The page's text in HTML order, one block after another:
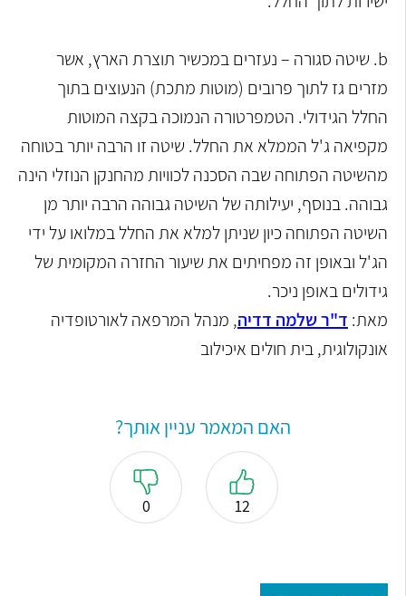
b. שיטה סגורה – נעזרים במכשיר תוצרת הארץ, אשר
מזרים גז לתוך פרובים (מוטות מתכת) הנעוצים בתוך
החלל הגידולי. הטמפרטורה הנמוכה בקצה המוטות
מקפיאה ג'ל הממלא את החלל. שיטה זו הרבה יותר בטוחה
מהשיטה הפתוחה שבה הסכנה לכוויות מהחנקן הנוזלי הינה
גבוהה. בנוסף, יעילותה של השיטה גבוהה הרבה יותר מן
השיטה הפתוחה כיון שניתן למלא את החלל במלואו על ידי
הג'ל ובאופן זה מפחיתים את שיעור החזרה המקומית של
גידולים באופן ניכר.
מאת: ד"ר שלמה דדיה, מנהל המרפאה לאורטופדיה
אונקולוגית, בית חולים איכילוב
האם המאמר עניין אותך?
12
0